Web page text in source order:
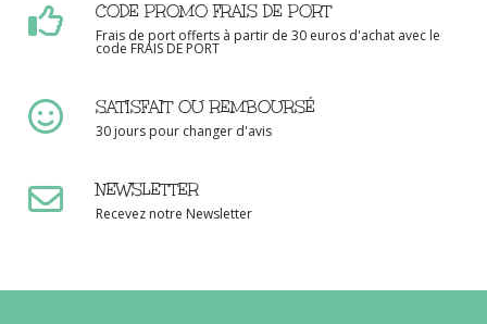
CODE PROMO FRAIS DE PORT
Frais de port offerts à partir de 30 euros d'achat avec le
code FRAIS DE PORT
SATISFAIT OU REMBOURSÉ
30 jours pour changer d'avis
NEWSLETTER
Recevez notre Newsletter